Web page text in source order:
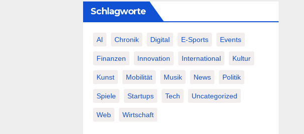
Schlagworte
AI Chronik Digital E-Sports Events
Finanzen Innovation International Kultur
Kunst Mobilität Musik News Politik
Spiele Startups Tech Uncategorized
Web Wirtschaft